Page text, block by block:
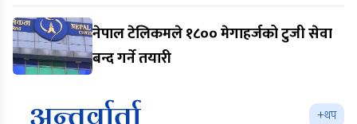
नेपाल टेलिकमले १८०० मेगाहर्जको टुजी सेवा
बन्द गर्ने तयारी
+थप